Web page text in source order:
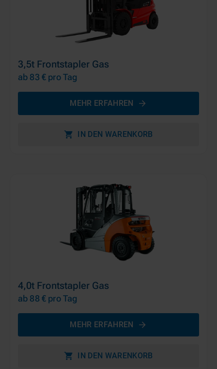
3,5t Frontstapler Gas
ab 83 € pro Tag
MEHR ERFAHREN
IN DEN WARENKORB
4,0t Frontstapler Gas
ab 88 € pro Tag
MEHR ERFAHREN
IN DEN WARENKORB